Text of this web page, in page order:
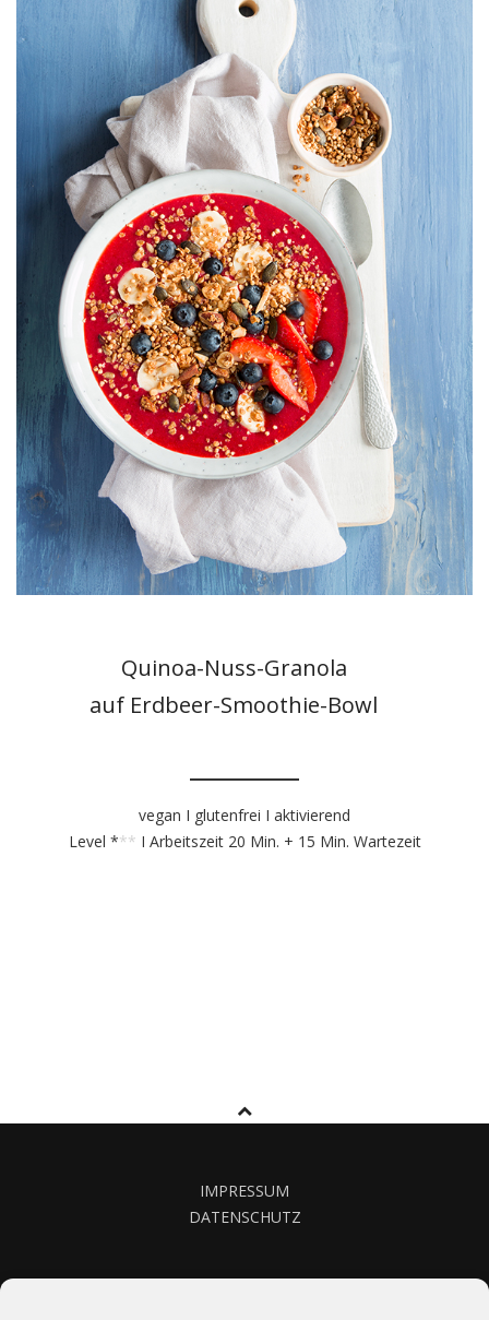
Quinoa-Nuss-Granola
auf Erdbeer-Smoothie-Bowl
vegan I glutenfrei I aktivierend
Level *** I Arbeitszeit 20 Min. + 15 Min. Wartezeit
IMPRESSUM
DATENSCHUTZ